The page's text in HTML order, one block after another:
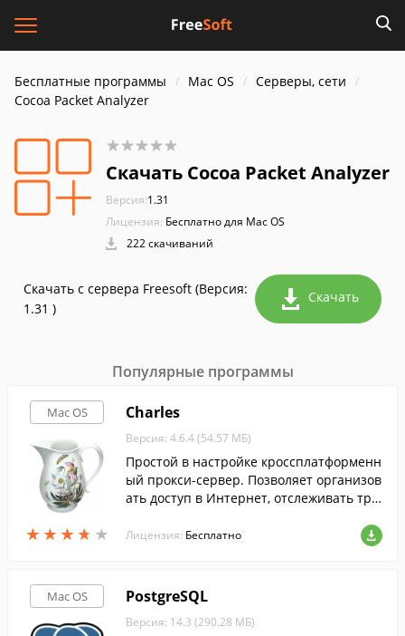
Бесплатные программы Mac OS
Серверы, сети
Cocoa Packet Analyzer
Скачать Cocoa Packet Analyzer
Версия:1.31
Лицензия: Бесплатно для Mac OS
222 скачиваний
Скачать с сервера Freesoft (Версия:
1.31 )
Скачать
Популярные программы
Mac OS
★ ★ ★ ★ ★
★ ★ ★ ★ ★
Charles
Версия: 4.6.4 (54.57 МБ)
Простой в настройке кроссплатформенн
ый прокси-сервер. Позволяет организов
ать доступ в Интернет, отслеживать тра
Лицензия: Бесплатно
Mac OS PostgreSQL
Версия: 14.3 (290.28 МБ)